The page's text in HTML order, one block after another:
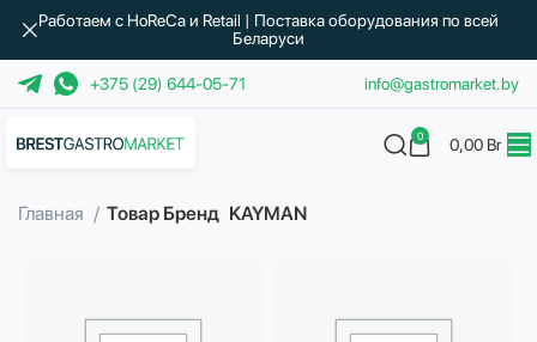
+375 (29) 644-05-71 info@gastromarket.by
0 0,00 Br
Главная Товар Бренд KAYMAN
Работаем с HoReCa и Retail | Поставка оборудования по всей
Беларуси